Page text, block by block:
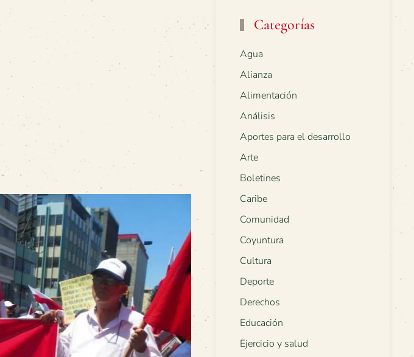
Categorías
Agua
Alianza
Alimentación
Análisis
Aportes para el desarrollo
Arte
Boletines
Caribe
Comunidad
Coyuntura
Cultura
Deporte
Derechos
Educación
Ejercicio y salud